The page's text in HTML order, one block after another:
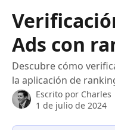
Ads con
Descubre cómo
la aplicación de
Escrito por Charles
1 de julio de 2024